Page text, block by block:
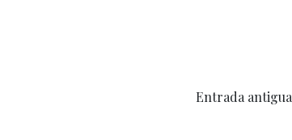
Entrada antigua